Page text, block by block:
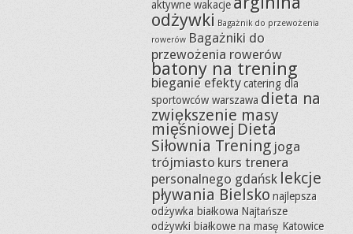
aktywne wakacje
odżywki Bagażnik do przewożenia
rowerów Bagażniki do
przewożenia rowerów
batony na trening
bieganie efektycatering dla
sportowców warszawa dieta na
zwiększenie masy
mięśniowej Dieta
Siłownia Trening joga
trójmiasto kurs trenera
personalnego gdańsk lekcje
pływania Bielskonajlepsza
odżywka białkowa Najtańsze
odżywki białkowe na masę Katowice